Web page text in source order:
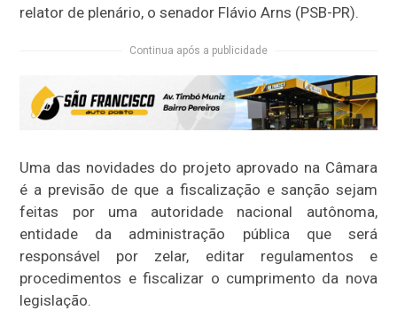
relator de plenário, o senador Flávio Arns (PSB-PR).
Continua após a publicidade
Uma das novidades do projeto aprovado na Câmara
é a previsão de que a fiscalização e sanção sejam
feitas por uma autoridade nacional autônoma,
entidade da administração pública que será
responsável por zelar, editar regulamentos e
procedimentos e fiscalizar o cumprimento da nova
legislação.